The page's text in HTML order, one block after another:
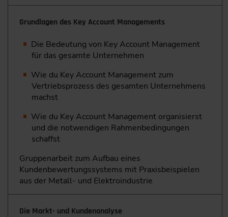
Grundlagen des Key Account Managements
Die Bedeutung von Key Account Management
für das gesamte Unternehmen
Wie du Key Account Management zum
Vertriebsprozess des gesamten Unternehmens
machst
Wie du Key Account Management organisierst
und die ­notwendigen Rahmenbedingungen
schaffst
Gruppenarbeit zum Aufbau eines
Kundenbewertungs­systems mit Praxisbeispielen
aus der Metall- und ­Elektroindustrie
Die Markt- und Kundenanalyse